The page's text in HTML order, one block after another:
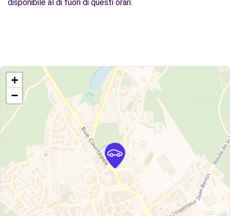
disponibile al di fuori di questi orari.
+
−